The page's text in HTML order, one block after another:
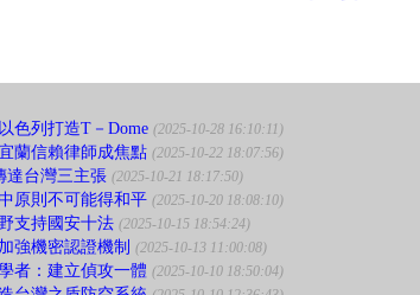
色列打造T－Dome (2025-10-28 16:10:11)
蘭信賴律師成焦點 (2025-10-22 18:07:56)
達台灣三主張 (2025-10-21 18:17:50)
原則不可能得和平 (2025-10-20 18:08:10)
支持國安十法 (2025-10-15 18:54:24)
強機密認證機制 (2025-10-13 11:00:08)
者：建立偵攻一體 (2025-10-10 18:50:04)